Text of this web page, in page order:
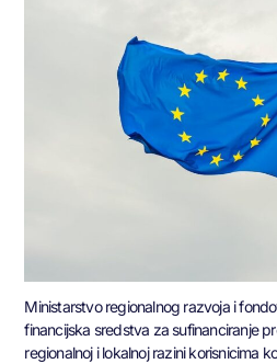
Ministarstvo regionalnog razvoja i
financijska sredstva za sufinanciranje
regionalnoj i lokalnoj razini korisnicima